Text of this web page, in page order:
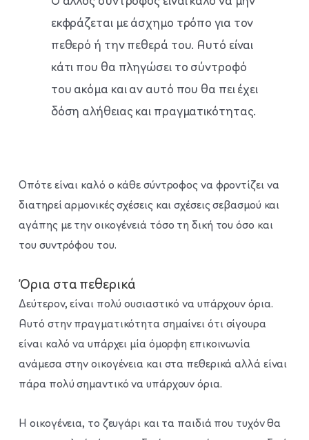
εκφράζεται με άσχημο τρόπο για τον
πεθερό ή την πεθερά του. Αυτό είναι
κάτι που θα πληγώσει το σύντροφό
του ακόμα και αν αυτό που θα πει έχει
δόση αλήθειας και πραγματικότητας.
Οπότε είναι καλό ο κάθε σύντροφος να φροντίζει να
διατηρεί αρμονικές σχέσεις και σχέσεις σεβασμού και
αγάπης με την οικογένειά τόσο τη δική του όσο και
του συντρόφου του.
Όρια στα πεθερικά
Δεύτερον, είναι πολύ ουσιαστικό να υπάρχουν όρια.
Αυτό στην πραγματικότητα σημαίνει ότι σίγουρα
είναι καλό να υπάρχει μία όμορφη επικοινωνία
ανάμεσα στην οικογένεια και στα πεθερικά αλλά είναι
πάρα πολύ σημαντικό να υπάρχουν όρια.
Η οικογένεια, το ζευγάρι και τα παιδιά που τυχόν θα